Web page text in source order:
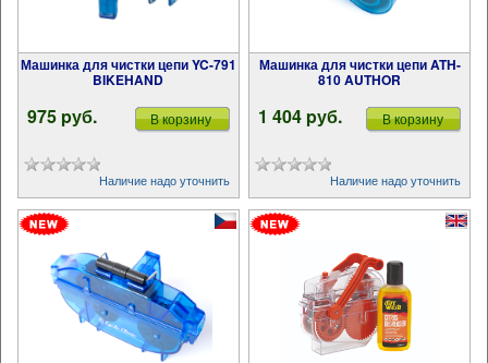
Машинка для чистки цепи YC-791
BIKEHAND
975 pуб. В корзину
Наличие надо уточнить
Машинка для чистки цепи ATH-
810 AUTHOR
1 404 pуб. В корзину
Наличие надо уточнить